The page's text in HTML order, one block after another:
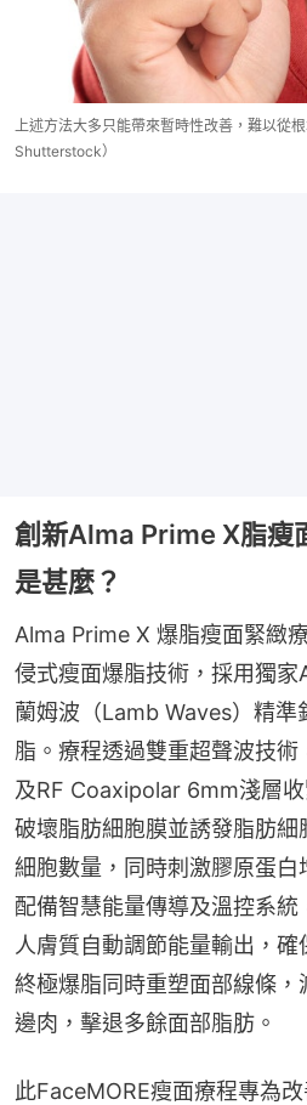
上述方法大多只能帶來暫時性改善，難以從
Shutterstock）
創新Alma Prime X脂
是甚麼？
Alma Prime X 爆脂瘦面緊緻
侵式瘦面爆脂技術，採用獨
蘭姆波（Lamb Waves）精準
脂。療程透過雙重超聲波技
及RF Coaxipolar 6mm淺層收
破壞脂肪細胞膜並誘發脂肪
細胞數量，同時刺激膠原蛋白
配備智慧能量傳導及溫控系
人膚質自動調節能量輸出，確
終極爆脂同時重塑面部線條
邊肉，擊退多餘面部脂肪。
此FaceMORE瘦面療程專為